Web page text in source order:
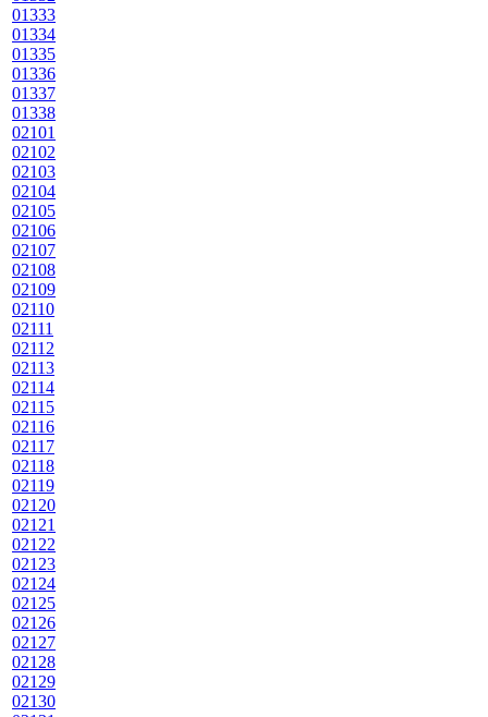
01333
01334
01335
01336
01337
01338
02101
02102
02103
02104
02105
02106
02107
02108
02109
02110
02111
02112
02113
02114
02115
02116
02117
02118
02119
02120
02121
02122
02123
02124
02125
02126
02127
02128
02129
02130